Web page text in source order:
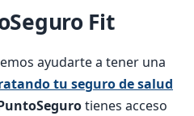
Fit
ayudarte a tener una
tu seguro de salud
tienes acceso